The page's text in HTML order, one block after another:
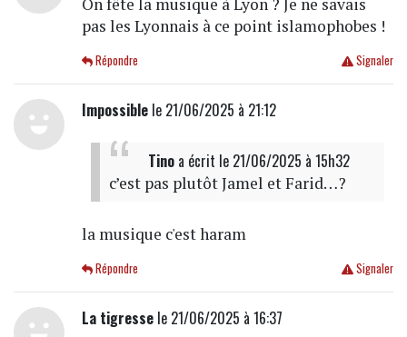
On fête la musique à Lyon ? Je ne savais
pas les Lyonnais à ce point islamophobes !
Signaler
Répondre
Impossiblele 21/06/2025 à 21:12
Tinoa écrit le 21/06/2025 à 15h32
c’est pas plutôt Jamel et Farid…?
la musique c'est haram
Signaler
Répondre
La tigressele 21/06/2025 à 16:37